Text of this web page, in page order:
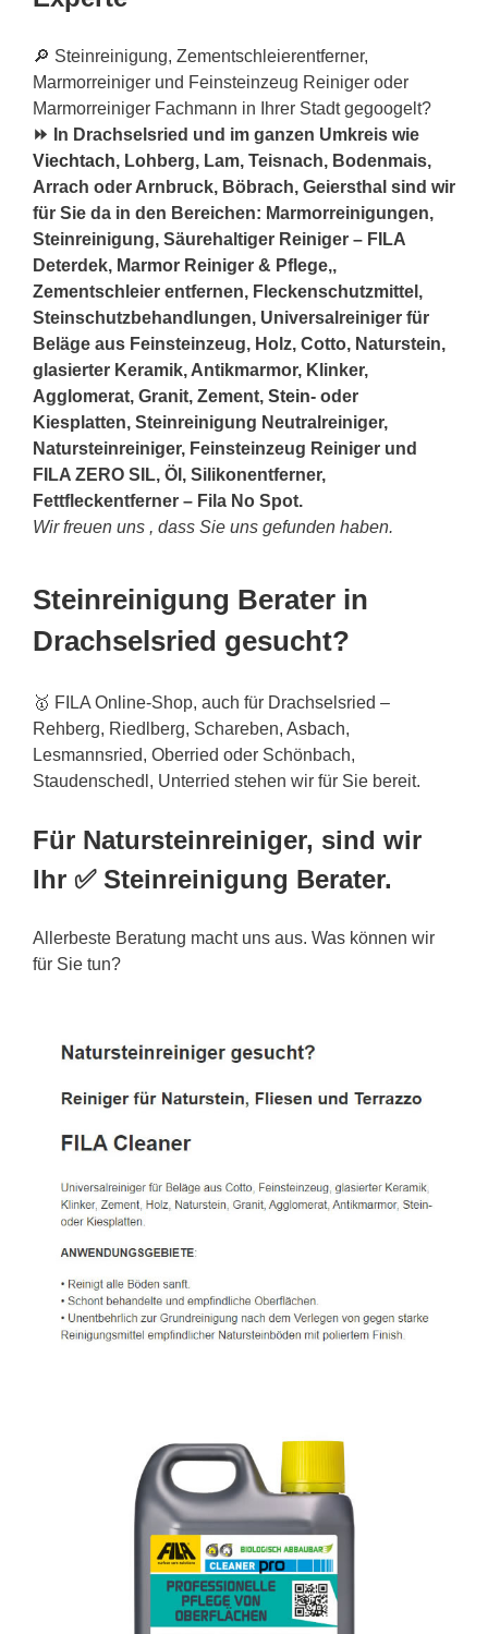
🔎 Steinreinigung, Zementschleierentferner,
Marmorreiniger und Feinsteinzeug Reiniger oder
Marmorreiniger Fachmann in Ihrer Stadt gegoogelt?
⏩ In Drachselsried und im ganzen Umkreis wie
Viechtach, Lohberg, Lam, Teisnach, Bodenmais,
Arrach oder Arnbruck, Böbrach, Geiersthal sind wir
für Sie da in den Bereichen: Marmorreinigungen,
Steinreinigung, Säurehaltiger Reiniger – FILA
Deterdek, Marmor Reiniger & Pflege,,
Zementschleier entfernen, Fleckenschutzmittel,
Steinschutzbehandlungen, Universalreiniger für
Beläge aus Feinsteinzeug, Holz, Cotto, Naturstein,
glasierter Keramik, Antikmarmor, Klinker,
Agglomerat, Granit, Zement, Stein- oder
Kiesplatten, Steinreinigung Neutralreiniger,
Natursteinreiniger, Feinsteinzeug Reiniger und
FILA ZERO SIL, Öl, Silikonentferner,
Fettfleckentferner – Fila No Spot.
Wir freuen uns , dass Sie uns gefunden haben.
Steinreinigung Berater in
Drachselsried gesucht?
🥇 FILA Online-Shop, auch für Drachselsried –
Rehberg, Riedlberg, Schareben, Asbach,
Lesmannsried, Oberried oder Schönbach,
Staudenschedl, Unterried stehen wir für Sie bereit.
Für Natursteinreiniger, sind wir
Ihr ✅ Steinreinigung Berater.
Allerbeste Beratung macht uns aus. Was können wir
für Sie tun?